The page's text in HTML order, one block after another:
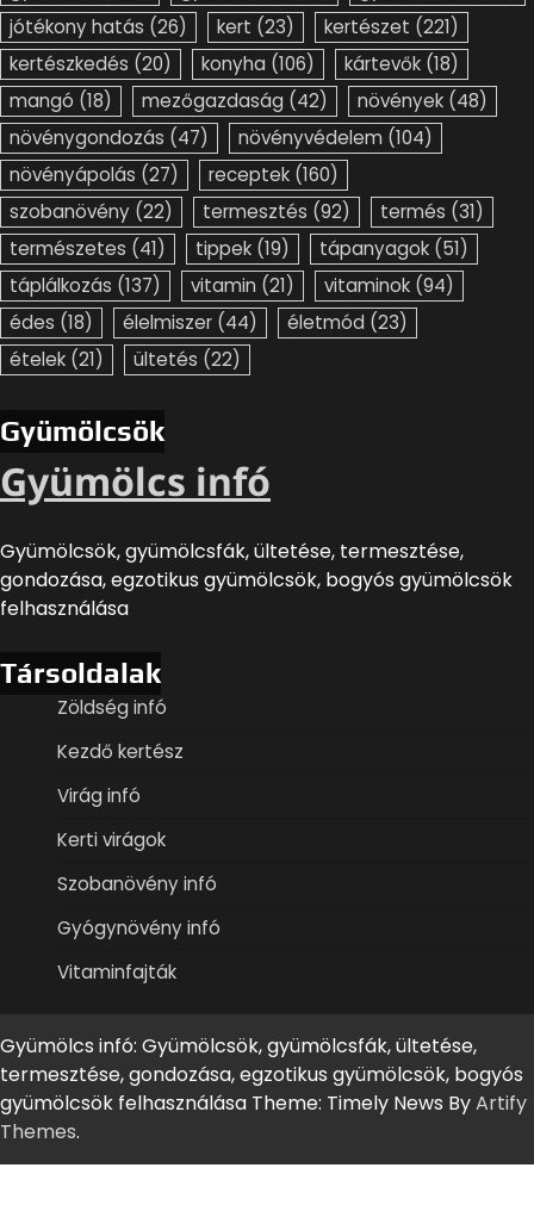
jótékony hatás (26) kert (23) kertészet (221)
kertészkedés (20) konyha (106) kártevők (18)
mangó (18) mezőgazdaság (42) növények (48)
növénygondozás (47) növényvédelem (104)
növényápolás (27) receptek (160)
szobanövény (22) termesztés (92) termés (31)
természetes (41) tippek (19) tápanyagok (51)
táplálkozás (137) vitamin (21) vitaminok (94)
édes (18) élelmiszer (44) életmód (23)
ételek (21) ültetés (22)
Gyümölcsök
Gyümölcs infó
Gyümölcsök, gyümölcsfák, ültetése, termesztése,
gondozása, egzotikus gyümölcsök, bogyós gyümölcsök
felhasználása
Társoldalak
Zöldség infó
Kezdő kertész
Virág infó
Kerti virágok
Szobanövény infó
Gyógynövény infó
Vitaminfajták
Gyümölcs infó: Gyümölcsök, gyümölcsfák, ültetése,
termesztése, gondozása, egzotikus gyümölcsök, bogyós
gyümölcsök felhasználása Theme: Timely News ByArtify
Themes.